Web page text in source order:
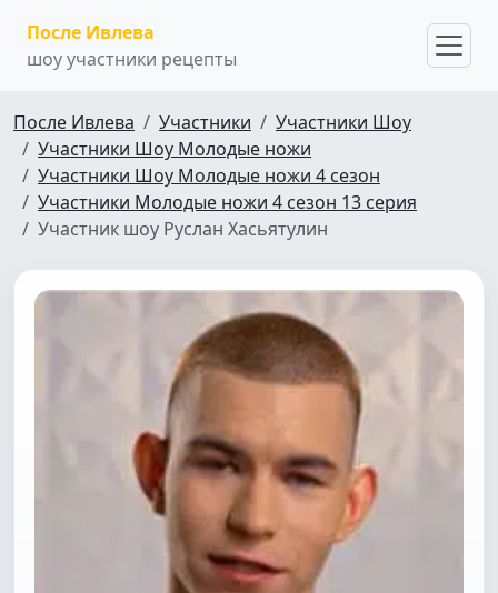
После Ивлева
шоу участники рецепты
После Ивлева Участники
Участники Шоу
Участники Шоу Молодые ножи
Участники Шоу Молодые ножи 4 сезон
Участники Молодые ножи 4 сезон 13 серия
Участник шоу Руслан Хасьятулин